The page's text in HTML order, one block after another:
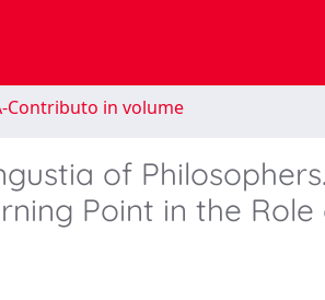
Contributo in volume
of
Point in the